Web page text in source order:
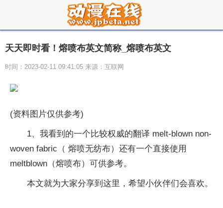
天天即时看！熔喷布英文简称_熔喷布英文
时间：2023-02-11 09:41:05 来源：互联网
(资料图片仅供参考)
1、我看到的一个比较权威的翻译 melt-blown non-
woven fabric（ 熔喷无纺布）还有一个直接使用
meltblown（熔喷布）可供参考。
本文就为大家分享到这里，希望小伙伴们会喜欢。